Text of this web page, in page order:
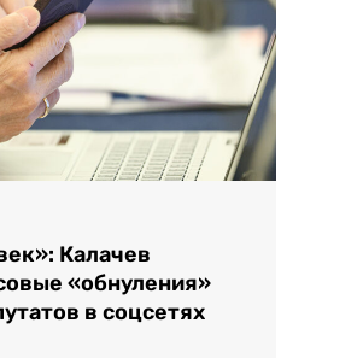
Калачев
«обнуления»
в соцсетях